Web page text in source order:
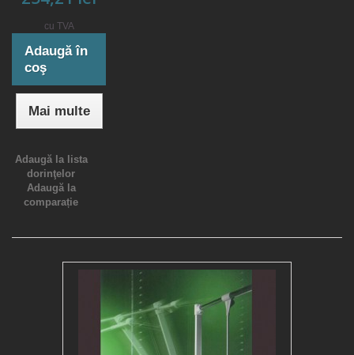
cu TVA
Adaugă în
coş
Mai multe
Adaugă la lista
dorinţelor
Adaugă la
comparație